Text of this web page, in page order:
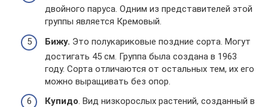
двойного паруса. Одним из представителей этой
группы является Кремовый.
Бижу. Это полукариковые поздние сорта. Могут
достигать 45 см. Группа была создана в 1963
году. Сорта отличаются от остальных тем, их его
можно выращивать без опор.
Купидо. Вид низкорослых растений, созданный в